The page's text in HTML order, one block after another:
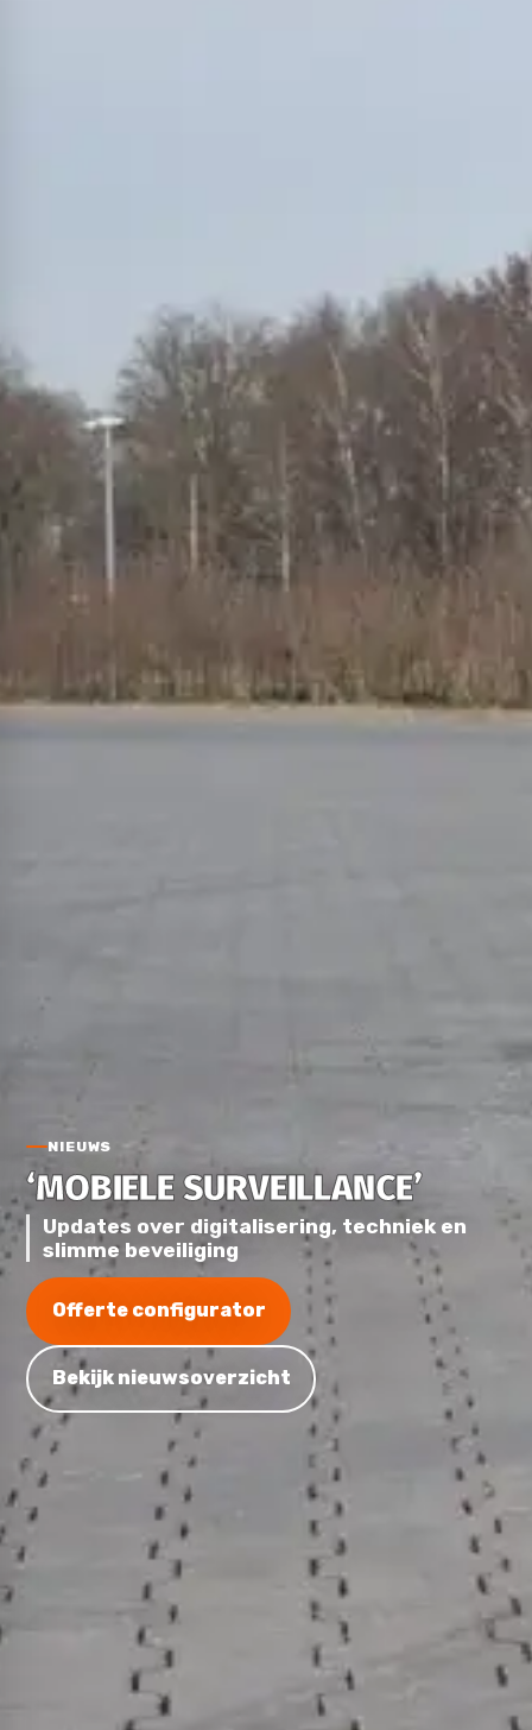
NIEUWS
‘MOBIELE SURVEILLANCE’
Updates over digitalisering, techniek en
slimme beveiliging
Offerte configurator
Bekijk nieuwsoverzicht